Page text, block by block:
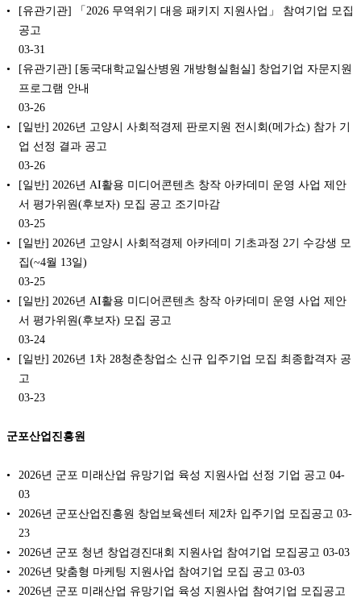
[유관기관] 「2026 무역위기 대응 패키지 지원사업」 참여기업 모집
공고
03-31
[유관기관] [동국대학교일산병원 개방형실험실] 창업기업 자문지원
프로그램 안내
03-26
[일반] 2026년 고양시 사회적경제 판로지원 전시회(메가쇼) 참가 기
업 선정 결과 공고
03-26
[일반] 2026년 AI활용 미디어콘텐츠 창작 아카데미 운영 사업 제안
서 평가위원(후보자) 모집 공고 조기마감
03-25
[일반] 2026년 고양시 사회적경제 아카데미 기초과정 2기 수강생 모
집(~4월 13일)
03-25
[일반] 2026년 AI활용 미디어콘텐츠 창작 아카데미 운영 사업 제안
서 평가위원(후보자) 모집 공고
03-24
[일반] 2026년 1차 28청춘창업소 신규 입주기업 모집 최종합격자 공
고
03-23
군포산업진흥원
2026년 군포 미래산업 유망기업 육성 지원사업 선정 기업 공고 04-
03
2026년 군포산업진흥원 창업보육센터 제2차 입주기업 모집공고 03-
23
2026년 군포 청년 창업경진대회 지원사업 참여기업 모집공고 03-03
2026년 맞춤형 마케팅 지원사업 참여기업 모집 공고 03-03
2026년 군포 미래산업 유망기업 육성 지원사업 참여기업 모집공고